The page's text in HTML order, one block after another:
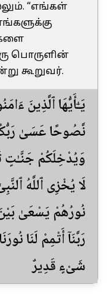
“எங்கள்
பொருளின்
கூறுவர்.
يَـٰٓأَيُّهَا ٱلَّذِينَ
نَّصُوحًا عَسَىٰ
وَيُدْخِلَكُمْ جَنَّـٰتٍ
لَا يُخْزِى ٱللَّهُ
نُورُهُمْ يَسْعَىٰ
رَبَّنَآ أَتْمِمْ لَنَا
شَىْءٍ قَدِيرٌ